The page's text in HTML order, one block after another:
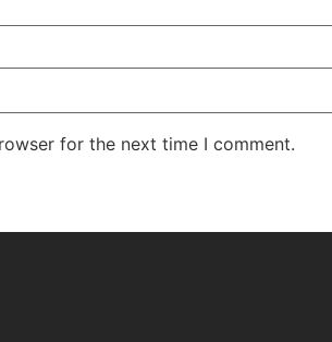
for the next time I comment.